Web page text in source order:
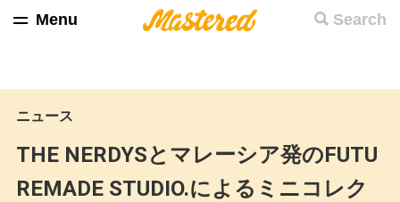
Search
Menu
ニュース
THE NERDYSとマレーシア発のFUTU
REMADE STUDIO.によるミニコレク